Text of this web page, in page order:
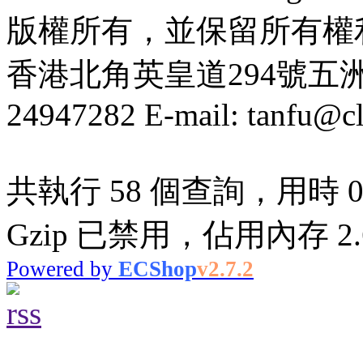
版權所有，並保留所有權
香港北角英皇道294號五
24947282 E-mail:
共執行 58 個查詢，用時
Gzip 已禁用，佔用內存
Powered by ECShopv2.7.2